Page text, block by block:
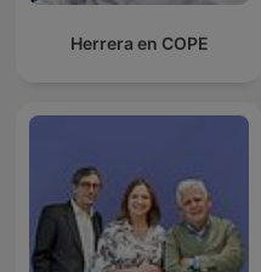
Herrera en COPE